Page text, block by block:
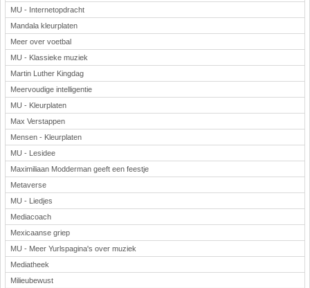
MU - Internetopdracht
Mandala kleurplaten
Meer over voetbal
MU - Klassieke muziek
Martin Luther Kingdag
Meervoudige intelligentie
MU - Kleurplaten
Max Verstappen
Mensen - Kleurplaten
MU - Lesidee
Maximiliaan Modderman geeft een feestje
Metaverse
MU - Liedjes
Mediacoach
Mexicaanse griep
MU - Meer Yurlspagina's over muziek
Mediatheek
Milieubewust